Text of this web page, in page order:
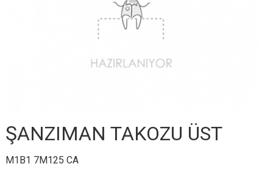
ŞANZIMAN TAKOZU ÜST
M1B1 7M125 CA